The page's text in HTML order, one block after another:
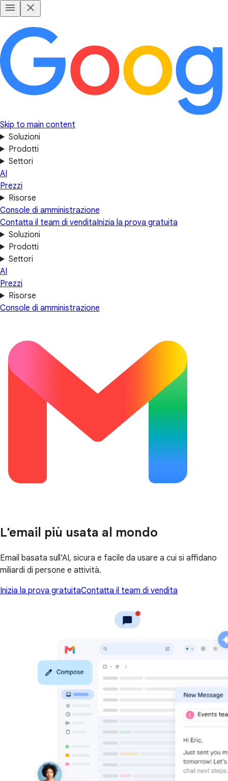
Skip to main content
Soluzioni
Prodotti
Settori
AI
Prezzi
Risorse
Console di amministrazione
Contatta il team di venditaInizia la prova gratuita
Soluzioni
Prodotti
Settori
AI
Prezzi
Risorse
Console di amministrazione
L'email più usata al mondo
Email basata sull'AI, sicura e facile da usare a cui si affidano
miliardi di persone e attività.
Inizia la prova gratuitaContatta il team di vendita